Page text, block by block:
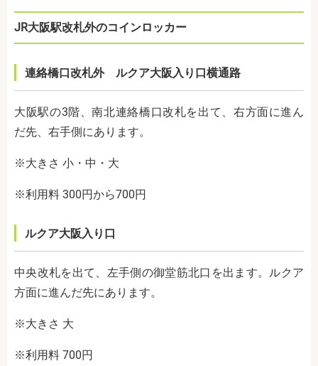
JR大阪駅改札外のコインロッカー
連絡橋口改札外 ルクア大阪入り口横通路
大阪駅の3階、南北連絡橋口改札を出て、右方面に進ん
だ先、右手側にあります。
※大きさ 小・中・大
※利用料 300円から700円
ルクア大阪入り口
中央改札を出て、左手側の御堂筋北口を出ます。ルクア
方面に進んだ先にあります。
※大きさ 大
※利用料 700円